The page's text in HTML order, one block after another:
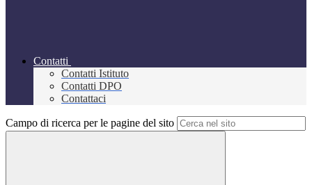
Contatti
Contatti Istituto
Contatti DPO
Contattaci
Campo di ricerca per le pagine del sito